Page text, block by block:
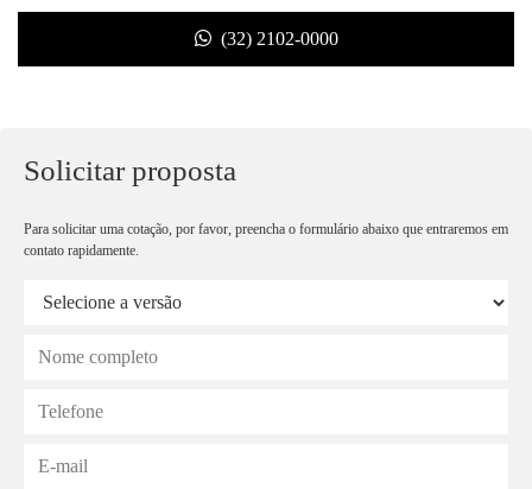
Solicitar proposta
Para solicitar uma cotação, por favor, preencha o formulário abaixo que entraremos em
contato rapidamente.
(32) 2102-0000